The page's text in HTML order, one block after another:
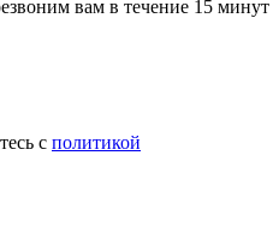
вам в течение 15 минут
с политикой